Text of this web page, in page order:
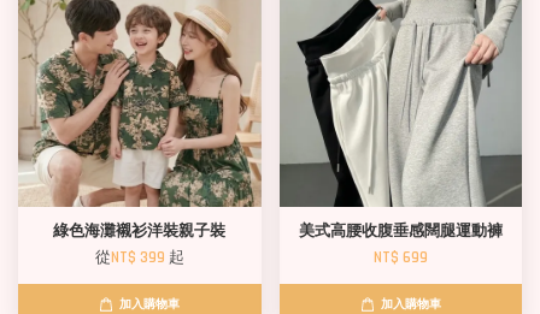
綠色海灘襯衫洋裝親子裝
從NT$ 399 起
加入購物車
美式高腰收腹垂感闊腿運動褲
NT$ 699
加入購物車